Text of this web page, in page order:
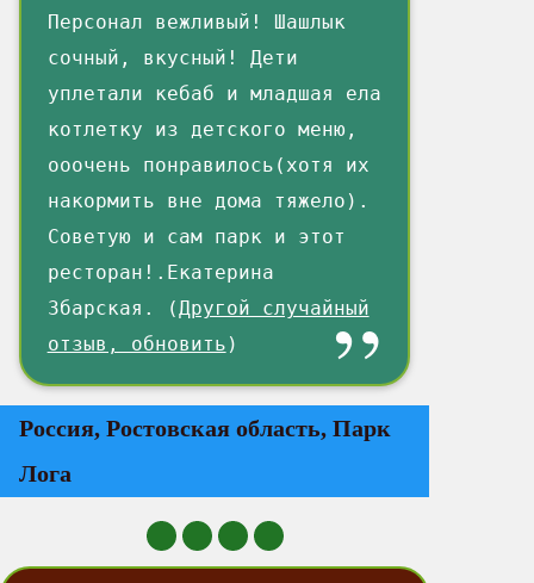
Персонал вежливый! Шашлык
сочный, вкусный! Дети
уплетали кебаб и младшая ела
котлетку из детского меню,
ооочень понравилось(хотя их
накормить вне дома тяжело).
Советую и сам парк и этот
ресторан!.Екатерина
Збарская. (Другой случайный
отзыв, обновить )
Россия, Ростовская область, Парк
Лога